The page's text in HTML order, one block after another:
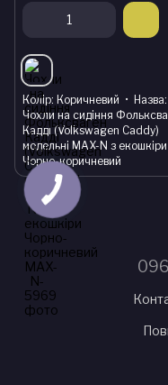
Колір Коричневий
Назва
Чохли на сидіння
Кадді (Volkswagen Caddy)
модельні MAX-N з екошкіри
Чорно-коричневий